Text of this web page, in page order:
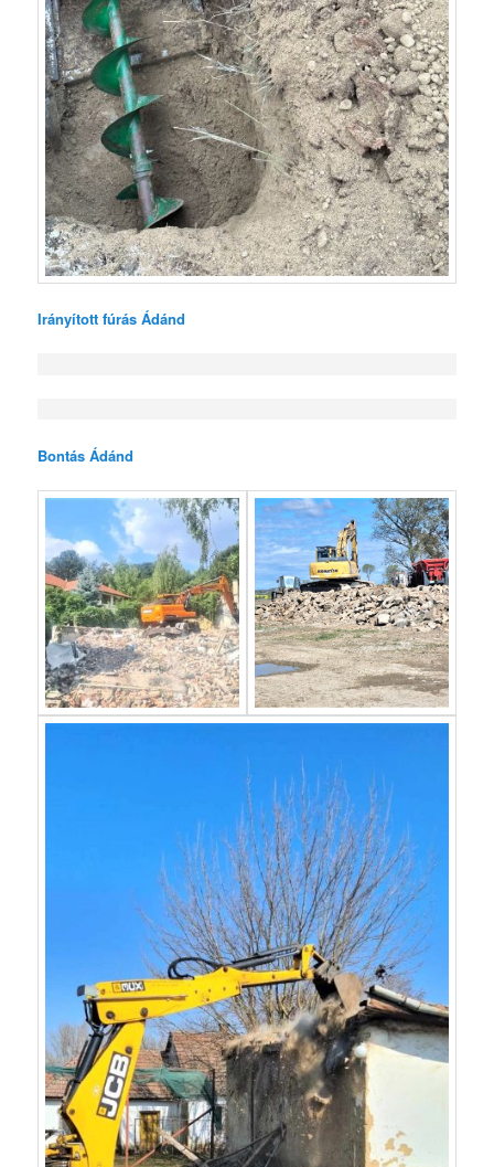
Irányított fúrás Ádánd
Bontás Ádánd